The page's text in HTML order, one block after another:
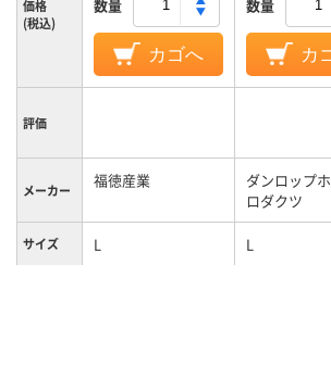
価格
(税込)
数量
カゴへ
数量
カ
評価
メーカー 福徳産業
ダンロップ
ロダクツ
サイズ L L